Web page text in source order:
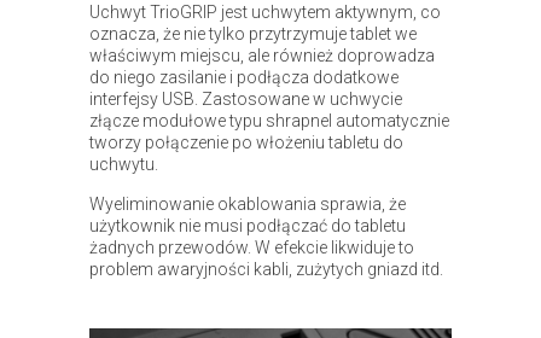
Uchwyt TrioGRIP jest uchwytem aktywnym, co
oznacza, że nie tylko przytrzymuje tablet we
właściwym miejscu, ale również doprowadza
do niego zasilanie i podłącza dodatkowe
interfejsy USB. Zastosowane w uchwycie
złącze modułowe typu shrapnel automatycznie
tworzy połączenie po włożeniu tabletu do
uchwytu.
Wyeliminowanie okablowania sprawia, że
użytkownik nie musi podłączać do tabletu
żadnych przewodów. W efekcie likwiduje to
problem awaryjności kabli, zużytych gniazd itd.